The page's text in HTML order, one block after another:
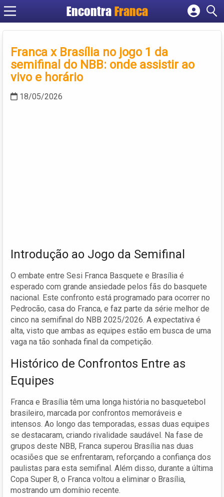
Encontra Franca
Cadastrar empresa
Criar conta
Franca x Brasília no jogo 1 da
semifinal do NBB: onde assistir ao
vivo e horário
18/05/2026
Introdução ao Jogo da Semifinal
O embate entre Sesi Franca Basquete e Brasília é
esperado com grande ansiedade pelos fãs do basquete
nacional. Este confronto está programado para ocorrer no
Pedrocão, casa do Franca, e faz parte da série melhor de
cinco na semifinal do NBB 2025/2026. A expectativa é
alta, visto que ambas as equipes estão em busca de uma
vaga na tão sonhada final da competição.
Histórico de Confrontos Entre as
Equipes
Franca e Brasília têm uma longa história no basquetebol
brasileiro, marcada por confrontos memoráveis e
intensos. Ao longo das temporadas, essas duas equipes
se destacaram, criando rivalidade saudável. Na fase de
grupos deste NBB, Franca superou Brasília nas duas
ocasiões que se enfrentaram, reforçando a confiança dos
paulistas para esta semifinal. Além disso, durante a última
Copa Super 8, o Franca voltou a eliminar o Brasília,
mostrando um domínio recente.